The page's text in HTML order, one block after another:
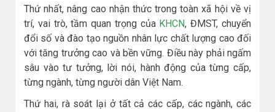
Thứ nhất, nâng cao nhận thức trong toàn xã hội về vị
trí, vai trò, tầm quan trọng của KHCN, ĐMST, chuyển
đổi số và đào tạo nguồn nhân lực chất lượng cao đối
với tăng trưởng cao và bền vững. Điều này phải ngấm
sâu vào tư tưởng, lời nói, hành động của từng cấp,
từng ngành, từng người dân Việt Nam.
Thứ hai, rà soát lại ở tất cả các cấp, các ngành, các